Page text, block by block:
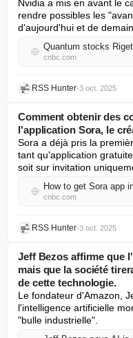
Nvidia a mis en avant le
rendre possibles les
d'aujourd'hui et de
cnbc.com
RSS Hunter•3 oct. 2025
Comment obtenir des
l'application Sora, le
Sora a déjà pris la
tant qu'application
soit sur invitation
cnbc.com
RSS Hunter•3 oct. 2025
Jeff Bezos affirme que
mais que la société
de cette technologie.
Le fondateur d'Amazon,
l'intelligence artificielle
"bulle industrielle".